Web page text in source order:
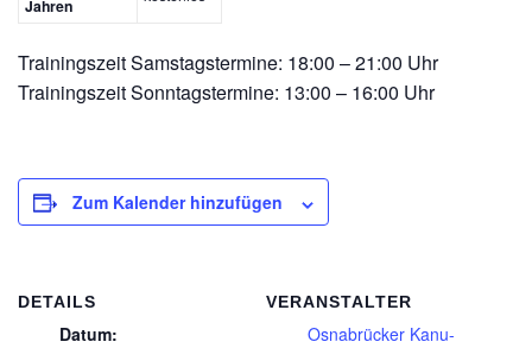
Jahren
Trainingszeit Samstagstermine: 18:00 – 21:00 Uhr
Trainingszeit Sonntagstermine: 13:00 – 16:00 Uhr
Zum Kalender hinzufügen
DETAILS
Datum:
VERANSTALTER
Osnabrücker Kanu-